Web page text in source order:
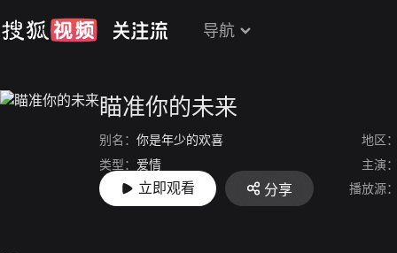
导航
瞄准你的未来
别名： 你是年少的欢喜
地区
类型： 爱情
主演
上映： 2022-07-21
立即观看 分享 播放源